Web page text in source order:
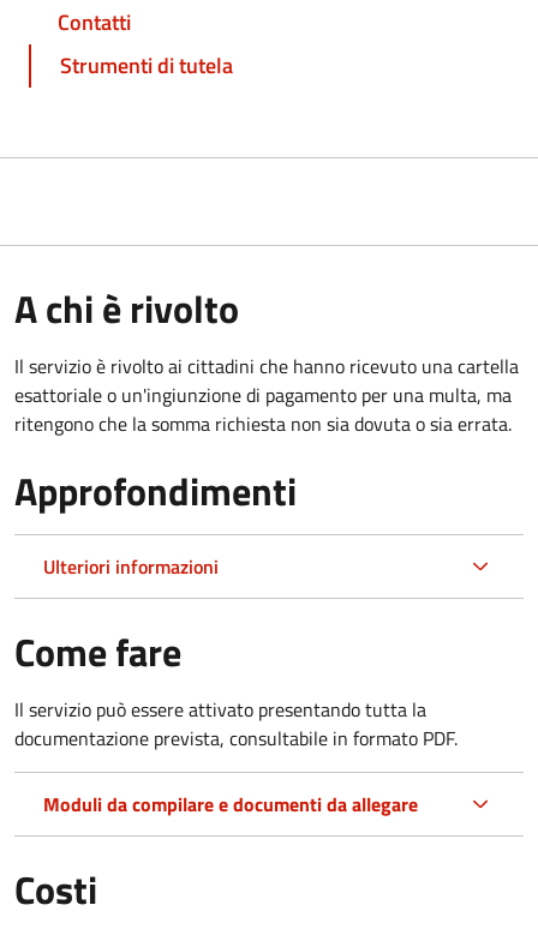
Contatti
Strumenti di tutela
A chi è rivolto
Il servizio è rivolto ai cittadini che hanno ricevuto una cartella
esattoriale o un'ingiunzione di pagamento per una multa, ma
ritengono che la somma richiesta non sia dovuta o sia errata.
Approfondimenti
Ulteriori informazioni
Come fare
Il servizio può essere attivato presentando tutta la
documentazione prevista, consultabile in formato PDF.
Moduli da compilare e documenti da allegare
Costi